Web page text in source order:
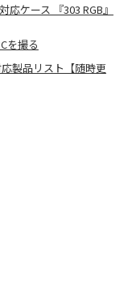
ケース 『303 RGB』
を撮る
製品リスト【随時更